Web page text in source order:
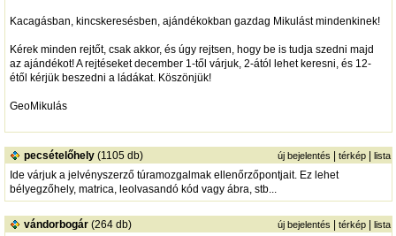
Kacagásban, kincskeresésben, ajándékokban gazdag Mikulást mindenkinek!
Kérek minden rejtőt, csak akkor, és úgy rejtsen, hogy be is tudja szedni majd
az ajándékot! A rejtéseket december 1-től várjuk, 2-ától lehet keresni, és 12-
étől kérjük beszedni a ládákat. Köszönjük!
GeoMikulás
pecsételőhely(1105 db) új bejelentés | térkép| lista
Ide várjuk a jelvényszerző túramozgalmak ellenőrzőpontjait. Ez lehet
bélyegzőhely, matrica, leolvasandó kód vagy ábra, stb...
vándorbogár(264 db) új bejelentés | térkép| lista